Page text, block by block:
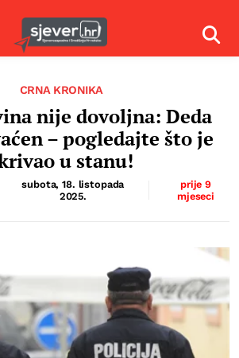
CRNA KRONIKA
nije dovoljna: Deda
– pogledajte što je
u stanu!
subota, 18. listopada
2025.
prije 9
mjeseci